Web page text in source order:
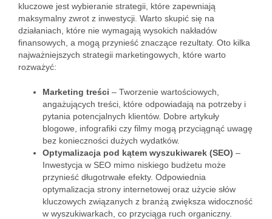
kluczowe jest wybieranie strategii, które zapewniają
maksymalny zwrot z inwestycji. Warto skupić się na
działaniach, które nie wymagają wysokich nakładów
finansowych, a mogą przynieść znaczące rezultaty. Oto kilka
najważniejszych strategii marketingowych, które warto
rozważyć:
Marketing treści – Tworzenie wartościowych,
angażujących treści, które odpowiadają na potrzeby i
pytania potencjalnych klientów. Dobre artykuły
blogowe, infografiki czy filmy mogą przyciągnąć uwagę
bez konieczności dużych wydatków.
Optymalizacja pod kątem wyszukiwarek (SEO) –
Inwestycja w SEO mimo niskiego budżetu może
przynieść długotrwałe efekty. Odpowiednia
optymalizacja strony internetowej oraz użycie słów
kluczowych związanych z branżą zwiększa widoczność
w wyszukiwarkach, co przyciąga ruch organiczny.